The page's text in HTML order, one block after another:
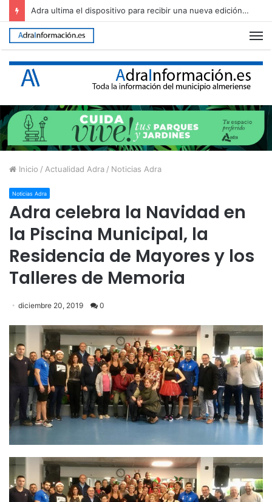
Adra ultima el dispositivo para recibir una nueva edición de The Juergas Rock Festival
Inicio / Actualidad Adra / Noticias Adra
Noticias Adra
Adra celebra la Navidad en
la Piscina Municipal, la
Residencia de Mayores y los
Talleres de Memoria
diciembre 20, 2019 0